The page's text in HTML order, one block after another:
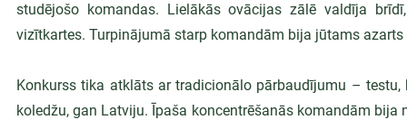
studējošo komandas. Lielākās ovācijas zālē valdīja
vizītkartes. Turpinājumā starp komandām bija jūtams
Konkurss tika atklāts ar tradicionālo pārbaudījumu –
koledžu, gan Latviju. Īpaša koncentrēšanās komandām